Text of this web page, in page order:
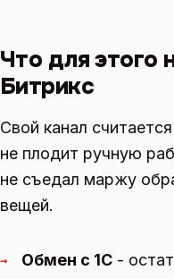
Что для этого
Битрикс
Свой канал
не плодит ручную
не съедал маржу
вещей.
→ Обмен с 1С -